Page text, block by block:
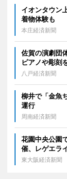
イオンタウン
着物体験も
本庄経済新聞
佐賀の演劇団
ピアノや彫刻
八戸経済新聞
柳井で「金魚
運行
周南経済新聞
花園中央公園
催、レゲエラ
東大阪経済新聞